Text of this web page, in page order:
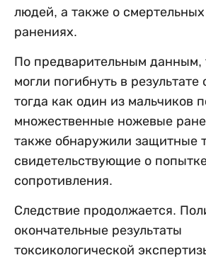
людей, а также о
ранениях.
По предварительным данным,
могли погибнуть в результате
тогда как один из мальчиков
множественные ножевые
также обнаружили защитные
свидетельствующие о
сопротивления.
Следствие продолжается.
окончательные результаты
токсикологической